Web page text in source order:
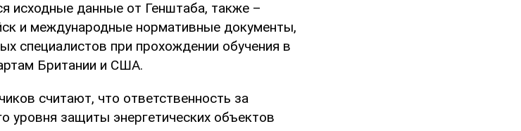
исходные данные от Генштаба, также –
и международные нормативные документы,
специалистов при прохождении обучения в
Британии и США.
считают, что ответственность за
уровня защиты энергетических объектов